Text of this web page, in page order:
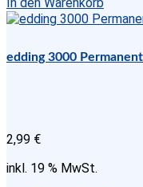
In den Warenkorb
edding 3000
2,99 €
inkl. 19 % MwSt.